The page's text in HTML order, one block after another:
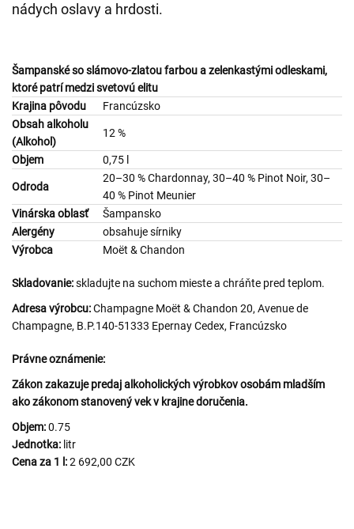
nádych oslavy a hrdosti.
Šampanské so slámovo-zlatou farbou a zelenkastými odleskami,
ktoré patrí medzi svetovú elitu
Krajina pôvodu
Francúzsko
Obsah alkoholu
(Alkohol)
12 %
Objem 0,75 l
Odroda
20–30 % Chardonnay, 30–40 % Pinot Noir, 30–
40 % Pinot Meunier
Vinárska oblasť
Šampansko
Alergény
obsahuje sírniky
Výrobca
Moët & Chandon
Skladovanie:skladujte na suchom mieste a chráňte pred teplom.
Adresa výrobcu:Champagne Moët & Chandon 20, Avenue de
Champagne, B.P.140-51333 Epernay Cedex, Francúzsko
Právne oznámenie:
Zákon zakazuje predaj alkoholických výrobkov osobám mladším
ako zákonom stanovený vek v krajine doručenia.
Objem:0.75
Jednotka: litr
Cena za 1 l:2 692,00 CZK